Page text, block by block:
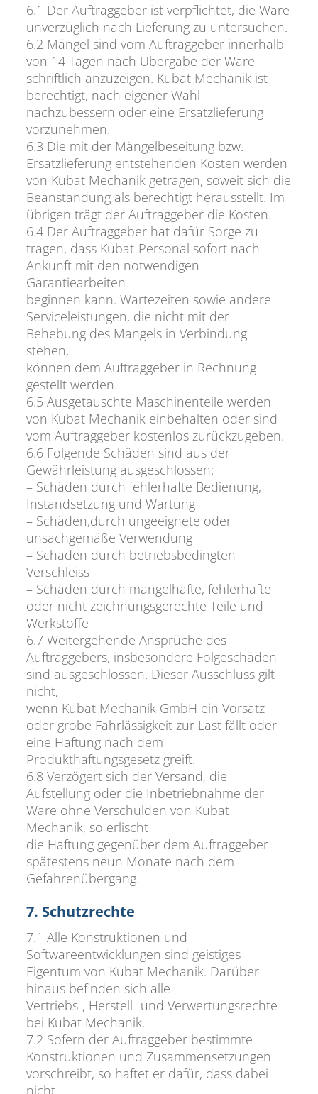
6.1 Der Auftraggeber ist verpflichtet, die Ware
unverzüglich nach Lieferung zu untersuchen.
6.2 Mängel sind vom Auftraggeber innerhalb
von 14 Tagen nach Übergabe der Ware
schriftlich anzuzeigen. Kubat Mechanik ist
berechtigt, nach eigener Wahl
nachzubessern oder eine Ersatzlieferung
vorzunehmen.
6.3 Die mit der Mängelbeseitung bzw.
Ersatzlieferung entstehenden Kosten werden
von Kubat Mechanik getragen, soweit sich die
Beanstandung als berechtigt herausstellt. Im
übrigen trägt der Auftraggeber die Kosten.
6.4 Der Auftraggeber hat dafür Sorge zu
tragen, dass Kubat-Personal sofort nach
Ankunft mit den notwendigen
Garantiearbeiten
beginnen kann. Wartezeiten sowie andere
Serviceleistungen, die nicht mit der
Behebung des Mangels in Verbindung
stehen,
können dem Auftraggeber in Rechnung
gestellt werden.
6.5 Ausgetauschte Maschinenteile werden
von Kubat Mechanik einbehalten oder sind
vom Auftraggeber kostenlos zurückzugeben.
6.6 Folgende Schäden sind aus der
Gewährleistung ausgeschlossen:
– Schäden durch fehlerhafte Bedienung,
Instandsetzung und Wartung
– Schäden,durch ungeeignete oder
unsachgemäße Verwendung
– Schäden durch betriebsbedingten
Verschleiss
– Schäden durch mangelhafte, fehlerhafte
oder nicht zeichnungsgerechte Teile und
Werkstoffe
6.7 Weitergehende Ansprüche des
Auftraggebers, insbesondere Folgeschäden
sind ausgeschlossen. Dieser Ausschluss gilt
nicht,
wenn Kubat Mechanik GmbH ein Vorsatz
oder grobe Fahrlässigkeit zur Last fällt oder
eine Haftung nach dem
Produkthaftungsgesetz greift.
6.8 Verzögert sich der Versand, die
Aufstellung oder die Inbetriebnahme der
Ware ohne Verschulden von Kubat
Mechanik, so erlischt
die Haftung gegenüber dem Auftraggeber
spätestens neun Monate nach dem
Gefahrenübergang.
7. Schutzrechte
7.1 Alle Konstruktionen und
Softwareentwicklungen sind geistiges
Eigentum von Kubat Mechanik. Darüber
hinaus befinden sich alle
Vertriebs-, Herstell- und Verwertungsrechte
bei Kubat Mechanik.
7.2 Sofern der Auftraggeber bestimmte
Konstruktionen und Zusammensetzungen
vorschreibt, so haftet er dafür, dass dabei
nicht